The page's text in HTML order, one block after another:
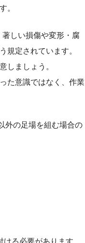
。
しい損傷や変形・腐
規定されています。
しましょう。
た意識ではなく、作業
外の足場を組む場合の
る必要があります。